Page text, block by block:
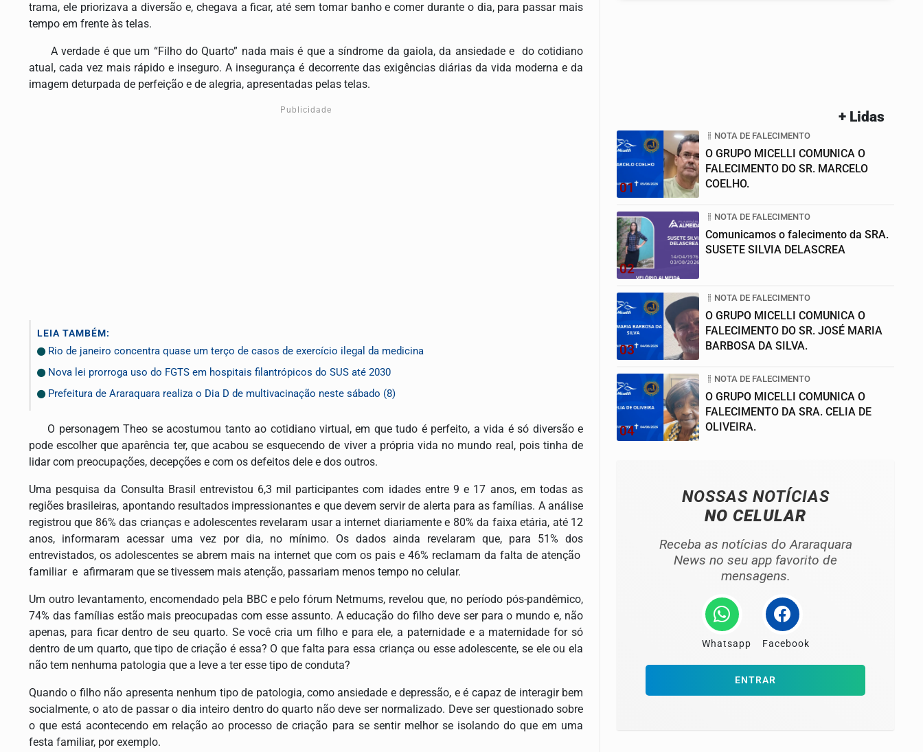
trama, ele priorizava a diversão e, chegava a ficar, até sem tomar banho e comer durante o dia, para passar mais
tempo em frente às telas.
A verdade é que um “Filho do Quarto” nada mais é que a síndrome da gaiola, da ansiedade e do cotidiano
atual, cada vez mais rápido e inseguro. A insegurança é decorrente das exigências diárias da vida moderna e da
imagem deturpada de perfeição e de alegria, apresentadas pelas telas.
Publicidade
LEIA TAMBÉM:
Rio de janeiro concentra quase um terço de casos de exercício ilegal da medicina
Nova lei prorroga uso do FGTS em hospitais filantrópicos do SUS até 2030
Prefeitura de Araraquara realiza o Dia D de multivacinação neste sábado (8)
O personagem Theo se acostumou tanto ao cotidiano virtual, em que tudo é perfeito, a vida é só diversão e
pode escolher que aparência ter, que acabou se esquecendo de viver a própria vida no mundo real, pois tinha de
lidar com preocupações, decepções e com os defeitos dele e dos outros.
Uma pesquisa da Consulta Brasil entrevistou 6,3 mil participantes com idades entre 9 e 17 anos, em todas as
regiões brasileiras, apontando resultados impressionantes e que devem servir de alerta para as famílias. A análise
registrou que 86% das crianças e adolescentes revelaram usar a internet diariamente e 80% da faixa etária, até 12
anos, informaram acessar uma vez por dia, no mínimo. Os dados ainda revelaram que, para 51% dos
entrevistados, os adolescentes se abrem mais na internet que com os pais e 46% reclamam da falta de atenção
familiar e afirmaram que se tivessem mais atenção, passariam menos tempo no celular.
Um outro levantamento, encomendado pela BBC e pelo fórum Netmums, revelou que, no período pós-pandêmico,
74% das famílias estão mais preocupadas com esse assunto. A educação do filho deve ser para o mundo e, não
apenas, para ficar dentro de seu quarto. Se você cria um filho e para ele, a paternidade e a maternidade for só
dentro de um quarto, que tipo de criação é essa? O que falta para essa criança ou esse adolescente, se ele ou ela
não tem nenhuma patologia que a leve a ter esse tipo de conduta?
Quando o filho não apresenta nenhum tipo de patologia, como ansiedade e depressão, e é capaz de interagir bem
socialmente, o ato de passar o dia inteiro dentro do quarto não deve ser normalizado. Deve ser questionado sobre
o que está acontecendo em relação ao processo de criação para se sentir melhor se isolando do que em uma
festa familiar, por exemplo.
+ Lidas
01
NOTA DE FALECIMENTO
O GRUPO MICELLI COMUNICA O
FALECIMENTO DO SR. MARCELO
COELHO.
02
NOTA DE FALECIMENTO
Comunicamos o falecimento da SRA.
SUSETE SILVIA DELASCREA
03
NOTA DE FALECIMENTO
O GRUPO MICELLI COMUNICA O
FALECIMENTO DO SR. JOSÉ MARIA
BARBOSA DA SILVA.
04
NOTA DE FALECIMENTO
O GRUPO MICELLI COMUNICA O
FALECIMENTO DA SRA. CELIA DE
OLIVEIRA.
NOSSAS NOTÍCIAS
NO CELULAR
Receba as notícias do Araraquara
News no seu app favorito de
mensagens.
Whatsapp Facebook
ENTRAR